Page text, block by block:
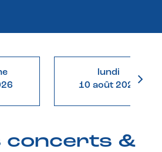
lundi
10 août 2026
concerts &